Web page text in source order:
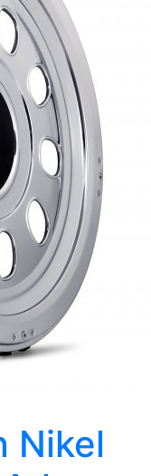
Nikel